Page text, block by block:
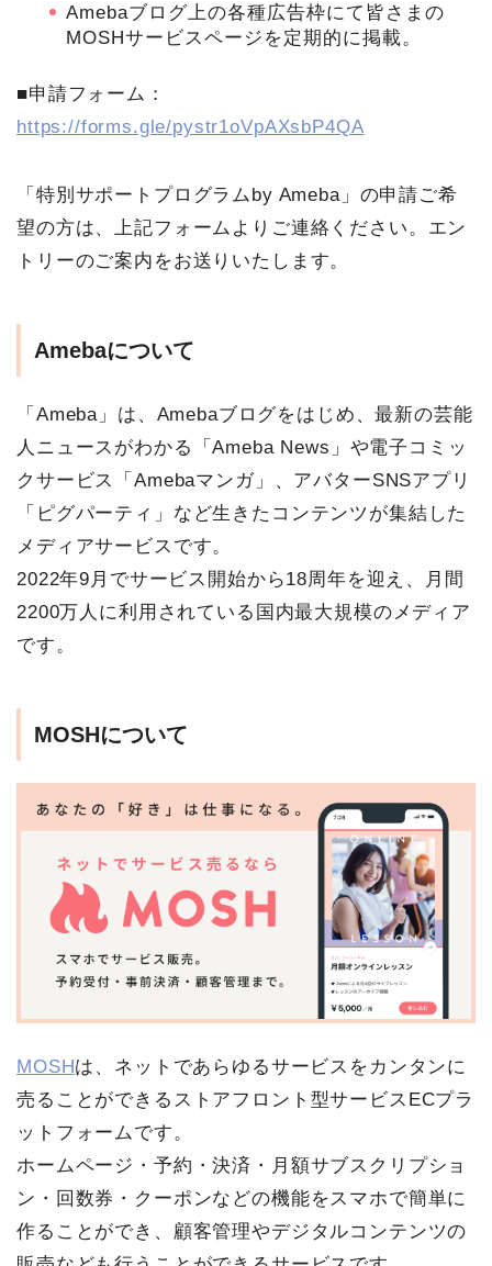
Amebaブログ上の各種広告枠にて皆さまの
MOSHサービスページを定期的に掲載。
■申請フォーム：
https://forms.gle/pystr1oVpAXsbP4QA
「特別サポートプログラムby Ameba」の申請ご希
望の方は、上記フォームよりご連絡ください。エン
トリーのご案内をお送りいたします。
Amebaについて
「Ameba」は、Amebaブログをはじめ、最新の芸能
人ニュースがわかる「Ameba News」や電子コミッ
クサービス「Amebaマンガ」、アバターSNSアプリ
「ピグパーティ」など生きたコンテンツが集結した
メディアサービスです。
2022年9月でサービス開始から18周年を迎え、月間
2200万人に利用されている国内最大規模のメディア
です。
MOSHについて
MOSHは、ネットであらゆるサービスをカンタンに
売ることができるストアフロント型サービスECプラ
ットフォームです。
ホームページ・予約・決済・月額サブスクリプショ
ン・回数券・クーポンなどの機能をスマホで簡単に
作ることができ、顧客管理やデジタルコンテンツの